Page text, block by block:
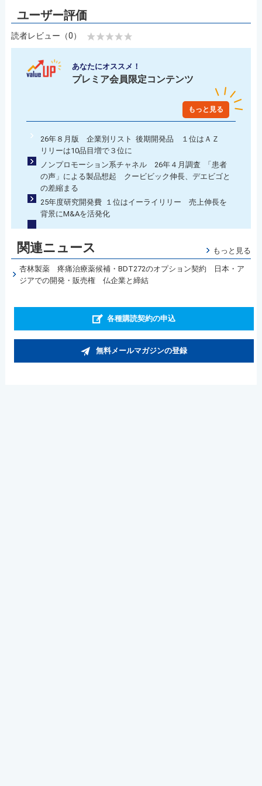
読者レビュー（0）
あなたにオススメ！
プレミア会員限定コンテンツ
もっと見る
26年８月版 企業別リスト 後期開発品 １位はＡＺ
リリーは10品目増で３位に
ノンプロモーション系チャネル 26年４月調査 「患者
の声」による製品想起 クービビック伸長、デエビゴと
の差縮まる
25年度研究開発費 １位はイーライリリー 売上伸長を
背景にM&Aを活発化
関連ニュース もっと見る
杏林製薬 疼痛治療薬候補・BDT272のオプション契約 日本・ア
ジアでの開発・販売権 仏企業と締結
各種購読契約の申込
無料メールマガジンの登録